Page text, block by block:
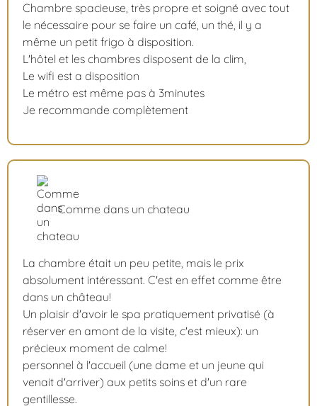
Chambre spacieuse, très propre et soigné avec tout
le nécessaire pour se faire un café, un thé, il y a
même un petit frigo à disposition.
L'hôtel et les chambres disposent de la clim,
Le wifi est a disposition
Le métro est même pas à 3minutes
Je recommande complètement
Comme dans un chateau
La chambre était un peu petite, mais le prix
absolument intéressant. C'est en effet comme être
dans un château!
Un plaisir d'avoir le spa pratiquement privatisé (à
réserver en amont de la visite, c'est mieux): un
précieux moment de calme!
personnel à l'accueil (une dame et un jeune qui
venait d'arriver) aux petits soins et d'un rare
gentillesse.